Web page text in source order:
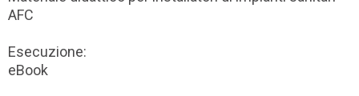
AFC
Esecuzione:
eBook